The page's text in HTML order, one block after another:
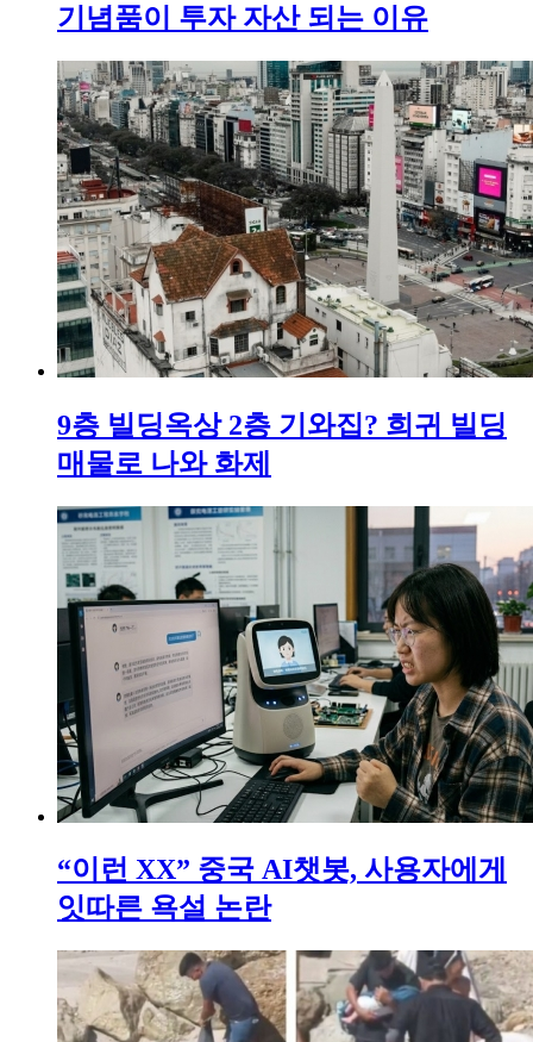
기념품이 투자 자산 되는 이유
9층 빌딩옥상 2층 기와집? 희귀 빌딩
매물로 나와 화제
“이런 XX” 중국 AI챗봇, 사용자에게
잇따른 욕설 논란